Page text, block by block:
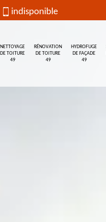
indisponible
NETTOYAGE
DE TOITURE
49
RÉNOVATION
DE TOITURE
49
HYDROFUGE
DE FAÇADE
49